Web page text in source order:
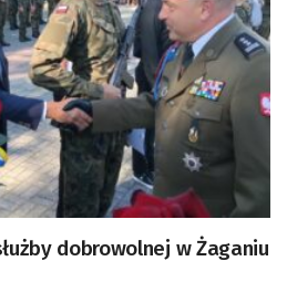
dobrowolnej w Żaganiu